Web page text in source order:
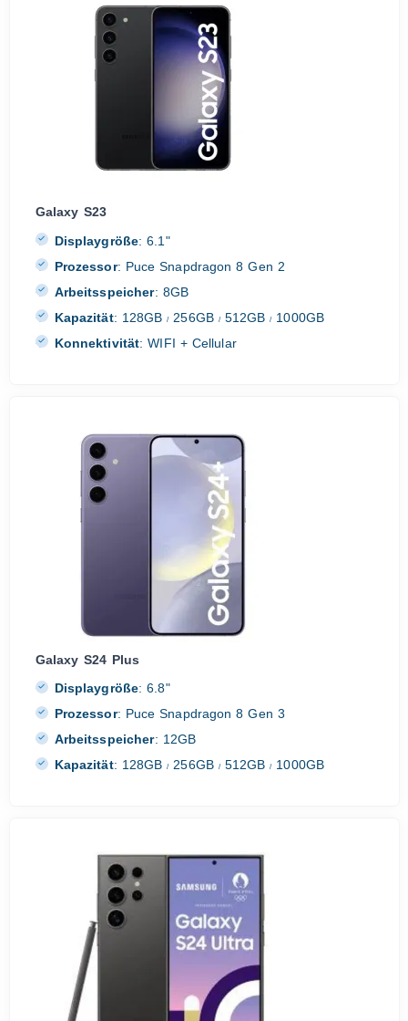
Galaxy S23
Displaygröße: 6.1"
Prozessor: Puce Snapdragon 8 Gen 2
Arbeitsspeicher: 8GB
Kapazität: 128GB/ 256GB /512GB/ 1000GB
Konnektivität: WIFI + Cellular
Galaxy S24 Plus
Displaygröße: 6.8"
Prozessor: Puce Snapdragon 8 Gen 3
Arbeitsspeicher: 12GB
Kapazität: 128GB/ 256GB /512GB/ 1000GB